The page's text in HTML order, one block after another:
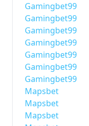
Gamingbet99
Gamingbet99
Gamingbet99
Gamingbet99
Gamingbet99
Gamingbet99
Gamingbet99
Mapsbet
Mapsbet
Mapsbet